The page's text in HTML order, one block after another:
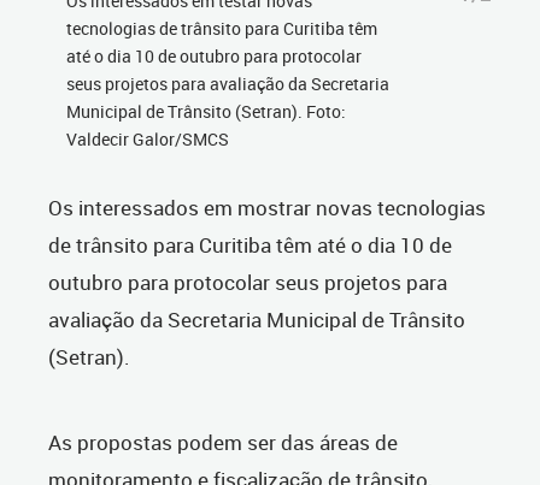
tecnologias de trânsito para Curitiba têm
até o dia 10 de outubro para protocolar
seus projetos para avaliação da Secretaria
Municipal de Trânsito (Setran). Foto:
Valdecir Galor/SMCS
Os interessados em mostrar novas tecnologias
de trânsito para Curitiba têm até o dia 10 de
outubro para protocolar seus projetos para
avaliação da Secretaria Municipal de Trânsito
(Setran).
As propostas podem ser das áreas de